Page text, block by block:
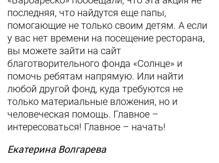
последняя, что найдутся еще папы,
помогающие не только своим детям. А если
у вас нет времени на посещение ресторана,
вы можете зайти на сайт
благотворительного фонда «Солнце» и
помочь ребятам напрямую. Или найти
любой другой фонд, куда требуются не
только материальные вложения, но и
человеческая помощь. Главное –
интересоваться! Главное – начать!
Екатерина Волгарева